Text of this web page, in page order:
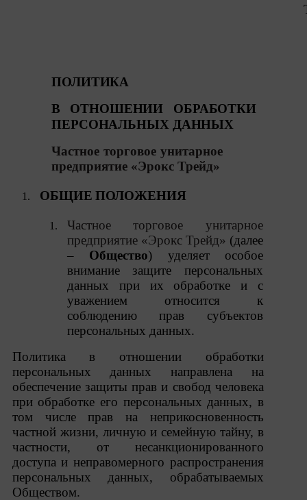
ПОЛИТИКА
В
ОТНОШЕНИИ
ОБРАБОТКИ
ПЕРСОНАЛЬНЫХ ДАННЫХ
Частное торговое унитарное
предприятие «Эрокс Трейд»
ОБЩИЕ ПОЛОЖЕНИЯ
Частное торговое унитарное
предприятие «Эрокс Трейд» (далее
– Общество) уделяет особое
внимание защите персональных
данных
при их
обработке и с
уважением относится к
соблюдению
прав субъектов
персональных данных.
Политика в отношении обработки
персональных данных направлена на
обеспечение защиты прав и свобод человека
при обработке его персональных данных, в
том числе прав на неприкосновенность
частной жизни, личную и семейную тайну, в
частности, от несанкционированного
доступа и неправомерного распространения
персональных данных, обрабатываемых
Обществом.